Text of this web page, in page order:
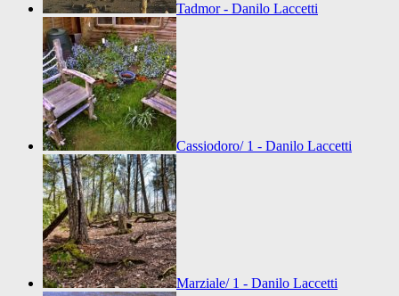
Tadmor - Danilo Laccetti
Cassiodoro/ 1 - Danilo Laccetti
Marziale/ 1 - Danilo Laccetti